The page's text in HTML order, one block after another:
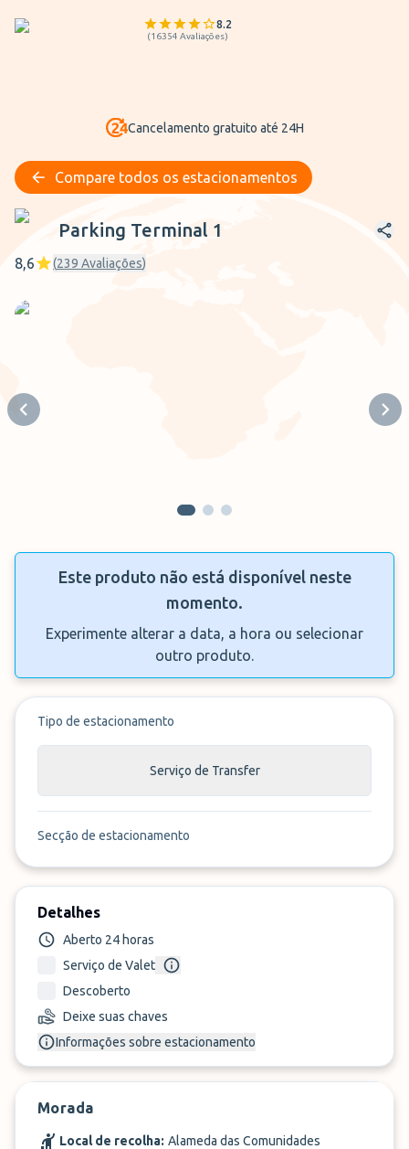
8.2
(16354 Avaliações)
Cancelamento gratuito até 24H
Compare todos os estacionamentos
Parking Terminal 1
Parking Terminal 1
8,6 (239 Avaliações)
Previous slide
Este produto não está disponível neste
momento.
Experimente alterar a data, a hora ou selecionar
outro produto.
Tipo de estacionamento
Serviço de Transfer
Secção de estacionamento
Detalhes
Aberto 24 horas
Serviço de Valet
Descoberto
Deixe suas chaves
Informações sobre estacionamento
Morada
Local de recolha: Alameda das Comunidades